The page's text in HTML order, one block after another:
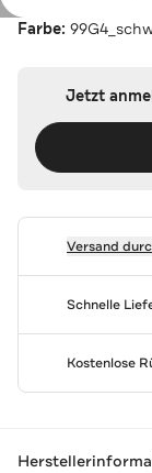
Farbe:
Jetzt
Versand
Schnelle
Kostenlose